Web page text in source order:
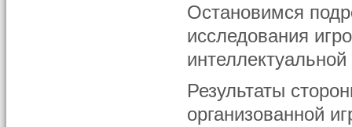
Остановимся
исследования
Результаты
организованной